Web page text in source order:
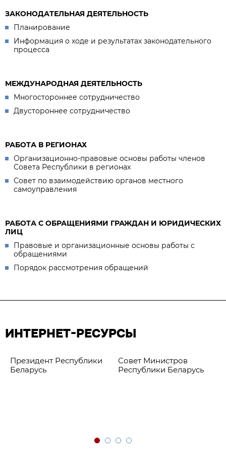
ЗАКОНОДАТЕЛЬНАЯ ДЕЯТЕЛЬНОСТЬ
Планирование
Информация о ходе и результатах законодательного
процесса
МЕЖДУНАРОДНАЯ ДЕЯТЕЛЬНОСТЬ
Многостороннее сотрудничество
Двустороннее сотрудничество
РАБОТА В РЕГИОНАХ
Организационно-правовые основы работы членов
Совета Республики в регионах
Совет по взаимодействию органов местного
самоуправления
РАБОТА С ОБРАЩЕНИЯМИ ГРАЖДАН И ЮРИДИЧЕСКИХ
ЛИЦ
Правовые и организационные основы работы с
обращениями
Порядок рассмотрения обращений
ИНТЕРНЕТ-РЕСУРСЫ
Президент Республики
Беларусь
Совет Министров
Республики Беларусь